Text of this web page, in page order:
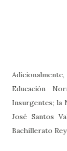
Educación
Insurgentes; la
José Santos
Bachillerato